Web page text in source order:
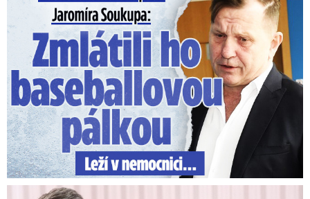
V trezoru měl 80 milionů: Policie obvinila exšéfa železnic!